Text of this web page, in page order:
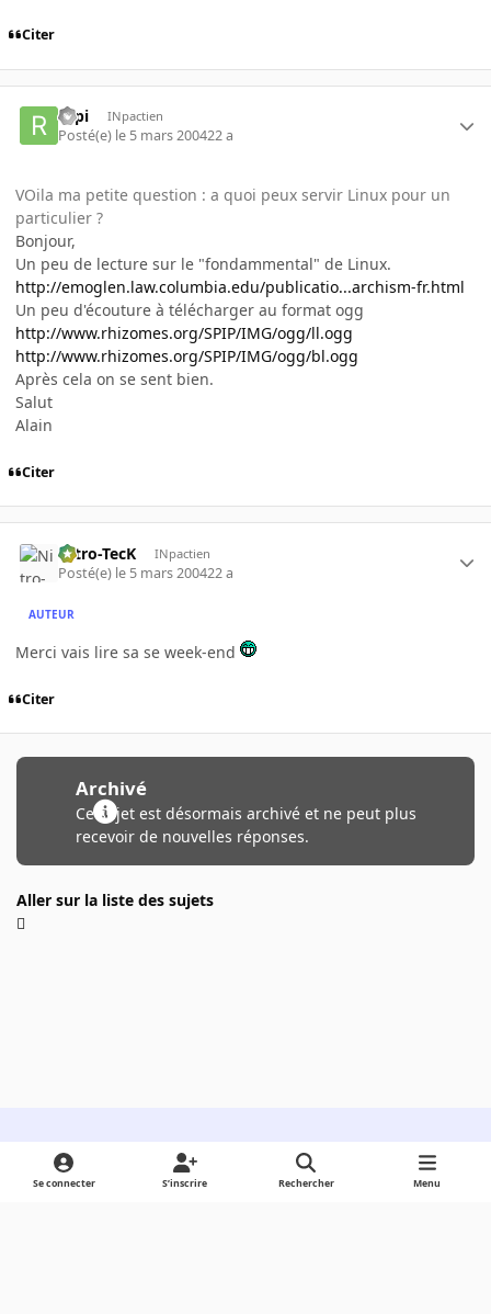
Citer
ropi INpactien
Posté(e) le 5 mars 200422 a
VOila ma petite question : a quoi peux servir Linux pour un
particulier ?
Bonjour,
Un peu de lecture sur le "fondammental" de Linux.
http://emoglen.law.columbia.edu/publicatio...archism-fr.html
Un peu d'écouture à télécharger au format ogg
http://www.rhizomes.org/SPIP/IMG/ogg/ll.ogg
http://www.rhizomes.org/SPIP/IMG/ogg/bl.ogg
Après cela on se sent bien.
Salut
Alain
Citer
Nitro-TecK INpactien
Posté(e) le 5 mars 200422 a
AUTEUR
Merci vais lire sa se week-end
Citer
Archivé
Ce sujet est désormais archivé et ne peut plus
recevoir de nouvelles réponses.
Aller sur la liste des sujets
Light ModeDark ModeSystem Preference
Se connecter S’inscrire Rechercher Menu